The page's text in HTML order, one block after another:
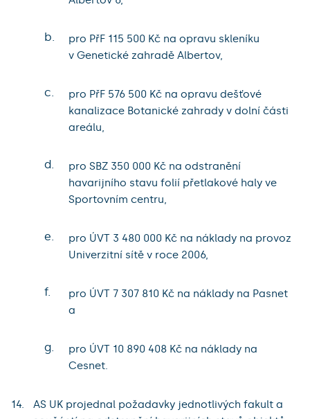
b.
pro PřF 115 500 Kč na opravu skleníku
v Genetické zahradě Albertov,
c.
pro PřF 576 500 Kč na opravu dešťové
kanalizace Botanické zahrady v dolní části
areálu,
d.
pro SBZ 350 000 Kč na odstranění
havarijního stavu folií přetlakové haly ve
Sportovním centru,
e.
pro ÚVT 3 480 000 Kč na náklady na provoz
Univerzitní sítě v roce 2006,
f.
pro ÚVT 7 307 810 Kč na náklady na Pasnet
a
g.
pro ÚVT 10 890 408 Kč na náklady na
Cesnet.
AS UK projednal požadavky jednotlivých fakult a